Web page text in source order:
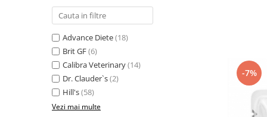
Castroane si boluri pentru apa si
Custi transport - Caini
Hamuri, Lese si Zgarzi
Jucarii caini
Paturi, perne si cosuri pentru caini
Igiena si ingrijire caini
Igiena Pisici
Perii si descalcitoare pisici
Sampoane si Balsamuri
Solutii Atractante si repelente
Accesorii Pisici
Ansambluri de joaca, sisaluri
Castroane si boluri pentru apa si
Advance Diete(18)
Brit GF(6)
Calibra Veterinary(14)
Dr. Clauder`s(2)
Hill's(58)
Vezi mai multe
-7%